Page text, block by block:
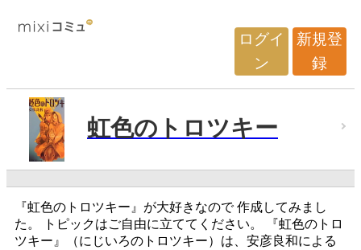
ログイ
ン
新規登
録
虹色のトロツキー
『虹色のトロツキー』が大好きなので 作成してみまし
た。 トピックはご自由に立ててください。 『虹色のトロ
ツキー』（にじいろのトロツキー）は、安彦良和による